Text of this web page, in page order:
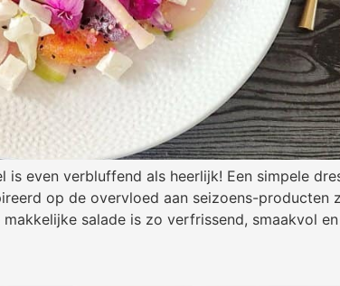
even verbluffend als heerlijk! Een simpele
op de overvloed aan seizoens-producten
salade is zo verfrissend, smaakvol